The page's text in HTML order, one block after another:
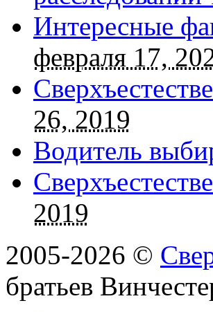
Интересные
февраля 17,
26, 2019
Водитель
2019
2005-2026 ©
братьев